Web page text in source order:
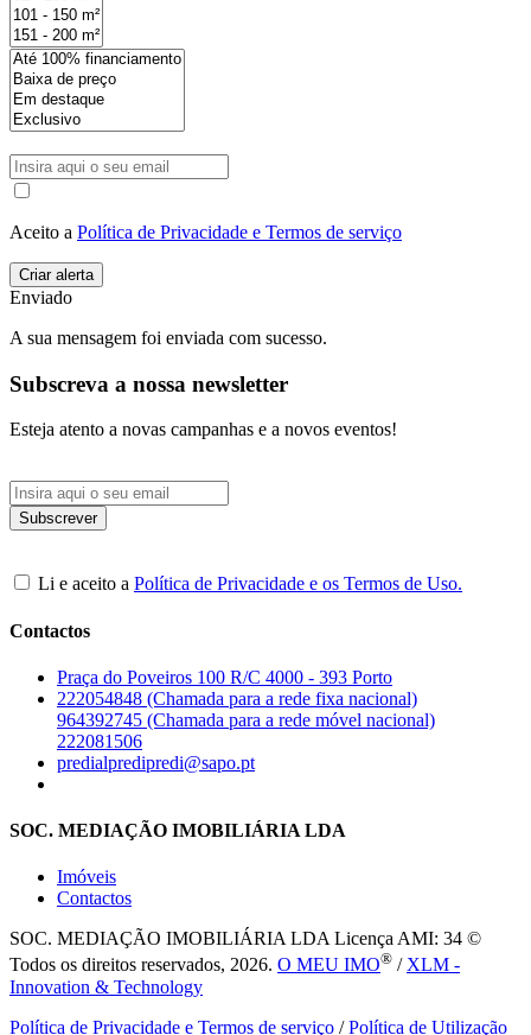
Aceito a Política de Privacidade e Termos de serviço
Enviado
A sua mensagem foi enviada com sucesso.
Subscreva a nossa newsletter
Esteja atento a novas campanhas e a novos eventos!
Li e aceito a Política de Privacidade e os Termos de Uso.
Contactos
Praça do Poveiros 100 R/C 4000 - 393 Porto
222054848 (Chamada para a rede fixa nacional)
964392745 (Chamada para a rede móvel nacional)
222081506
predialpredipredi@sapo.pt
SOC. MEDIAÇÃO IMOBILIÁRIA LDA
Imóveis
Contactos
SOC. MEDIAÇÃO IMOBILIÁRIA LDA Licença AMI: 34 ©
Todos os direitos reservados, 2026. O MEU IMO® /XLM -
Innovation & Technology
Política de Privacidade e Termos de serviço /Política de Utilização